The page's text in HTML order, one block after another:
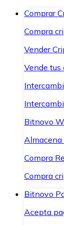
Comprar
Compra
Vender
Vende tus
Bitnovo
Almacena
Compra
Compra
Bitnovo
Acepta